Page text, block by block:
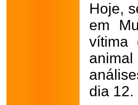
Hoje,
em
vítima
dia 12.